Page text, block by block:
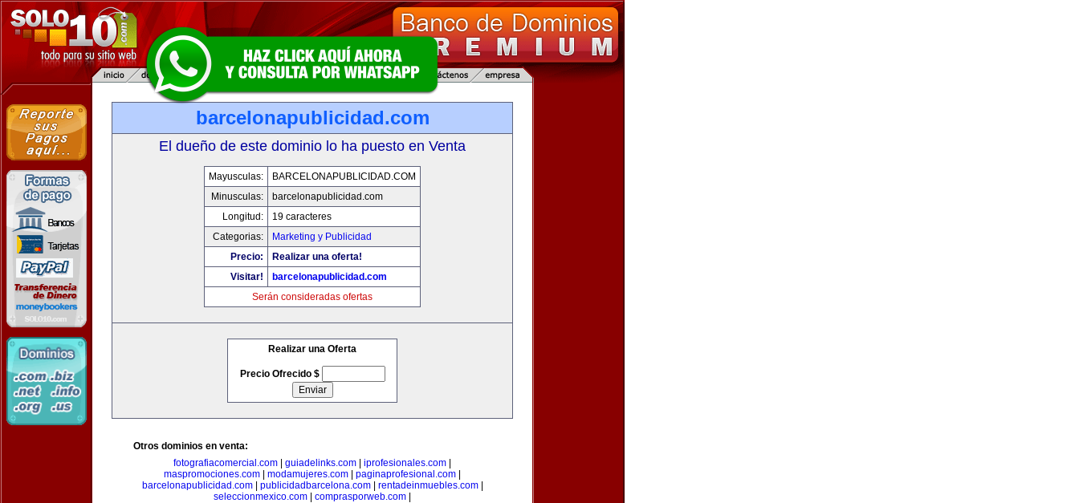
barcelonapublicidad.com
El dueño de este dominio lo ha puesto en Venta
Mayusculas:
BARCELONAPUBLICIDAD.COM
Minusculas:
barcelonapublicidad.com
Longitud:
19 caracteres
Categorias:
Marketing y Publicidad
Precio:
Realizar una oferta!
Visitar!
barcelonapublicidad.com
Serán consideradas ofertas
Realizar una Oferta
Precio Ofrecido $
Otros dominios en venta:
fotografiacomercial.com
guiadelinks.com iprofesionales.com
maspromociones.com
modamujeres.com paginaprofesional.com
barcelonapublicidad.com| publicidadbarcelona.com| rentadeinmuebles.com|
seleccionmexico.com
comprasporweb.com